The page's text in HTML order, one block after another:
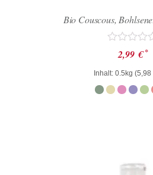
Bio Couscous,
Bewertet
mit
0
von
5
2,99 € *
Inhalt: 0.5kg (5,98